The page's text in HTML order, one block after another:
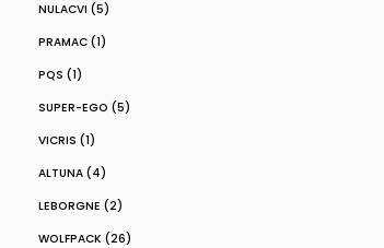
NULACVI (5)
PRAMAC (1)
PQS (1)
SUPER-EGO (5)
VICRIS (1)
ALTUNA (4)
LEBORGNE (2)
WOLFPACK (26)